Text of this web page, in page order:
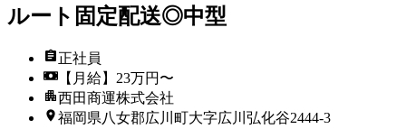
ルート固定配送◎中型
正社員
【月給】23万円〜
西田商運株式会社
福岡県八女郡広川町大字広川弘化谷2444-3